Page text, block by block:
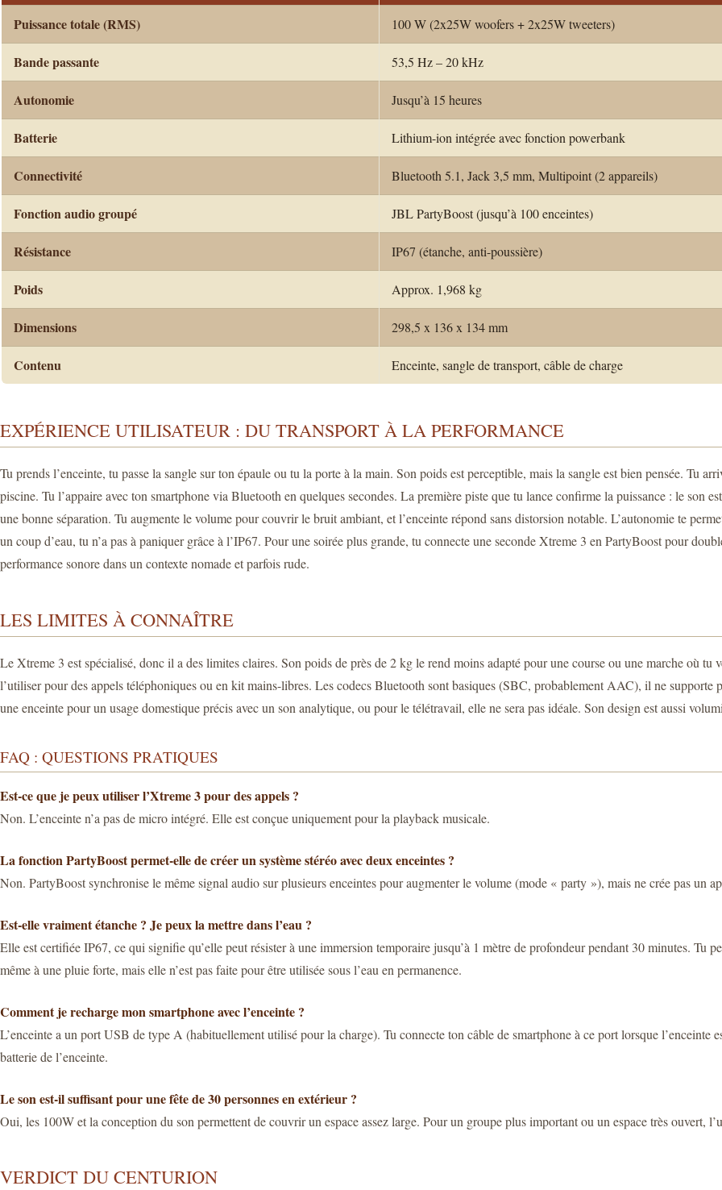
Puissance totale (RMS)
100 W (2x25W woofers + 2x25W tweeters)
Bande passante 53,5 Hz – 20 kHz
Autonomie Jusqu’à 15 heures
Batterie Lithium-ion intégrée avec fonction powerbank
Connectivité Bluetooth 5.1, Jack 3,5 mm, Multipoint (2 appareils)
Fonction audio groupé JBL PartyBoost (jusqu’à 100 enceintes)
Résistance IP67 (étanche, anti-poussière)
Poids Approx. 1,968 kg
Dimensions 298,5 x 136 x 134 mm
Contenu Enceinte, sangle de transport, câble de charge
EXPÉRIENCE UTILISATEUR : DU TRANSPORT À LA PERFORMANCE
Tu prends l’enceinte, tu passe la sangle sur ton épaule ou tu la porte à la main. Son poids est perceptible, mais la sangle est bien pensée. Tu
piscine. Tu l’appaire avec ton smartphone via Bluetooth en quelques secondes. La première piste que tu lance confirme la puissance : le son
une bonne séparation. Tu augmente le volume pour couvrir le bruit ambiant, et l’enceinte répond sans distorsion notable. L’autonomie te
un coup d’eau, tu n’a pas à paniquer grâce à l’IP67. Pour une soirée plus grande, tu connecte une seconde Xtreme 3 en PartyBoost pour
performance sonore dans un contexte nomade et parfois rude.
LES LIMITES À CONNAÎTRE
Le Xtreme 3 est spécialisé, donc il a des limites claires. Son poids de près de 2 kg le rend moins adapté pour une course ou une marche où tu
l’utiliser pour des appels téléphoniques ou en kit mains-libres. Les codecs Bluetooth sont basiques (SBC, probablement AAC), il ne
une enceinte pour un usage domestique précis avec un son analytique, ou pour le télétravail, elle ne sera pas idéale. Son design est aussi
FAQ : QUESTIONS PRATIQUES
Est-ce que je peux utiliser l’Xtreme 3 pour des appels ?
Non. L’enceinte n’a pas de micro intégré. Elle est conçue uniquement pour la playback musicale.
La fonction PartyBoost permet-elle de créer un système stéréo avec deux enceintes ?
Non. PartyBoost synchronise le même signal audio sur plusieurs enceintes pour augmenter le volume (mode « party »), mais ne crée pas un
Est-elle vraiment étanche ? Je peux la mettre dans l’eau ?
Elle est certifiée IP67, ce qui signifie qu’elle peut résister à une immersion temporaire jusqu’à 1 mètre de profondeur pendant 30 minutes. Tu
même à une pluie forte, mais elle n’est pas faite pour être utilisée sous l’eau en permanence.
Comment je recharge mon smartphone avec l’enceinte ?
L’enceinte a un port USB de type A (habituellement utilisé pour la charge). Tu connecte ton câble de smartphone à ce port lorsque
batterie de l’enceinte.
Le son est-il suffisant pour une fête de 30 personnes en extérieur ?
Oui, les 100W et la conception du son permettent de couvrir un espace assez large. Pour un groupe plus important ou un espace très ouvert,
VERDICT DU CENTURION